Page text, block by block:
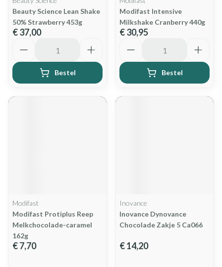
Beauty Science Lean Shake
50% Strawberry 453g
€ 37,00
Bestel
Modifast Intensive
Milkshake Cranberry 440g
€ 30,95
Bestel
Modifast
Modifast Protiplus Reep
Melkchocolade-caramel
162g
€ 7,70
Inovance
Inovance Dynovance
Chocolade Zakje 5 Ca066
€ 14,20